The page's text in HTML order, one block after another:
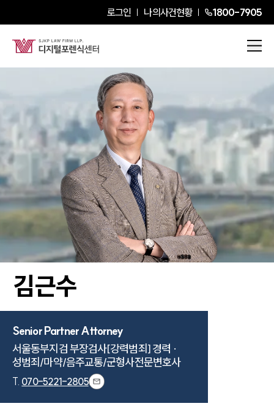
로그인 나의사건현황 1800-7905
김근수 Senior Partner Attorney
김근수
Senior Partner Attorney
서울동부지검 부장검사[강력범죄] 경력 ·
성범죄/마약/음주교통/군형사전문변호사
T. 070-5221-2805